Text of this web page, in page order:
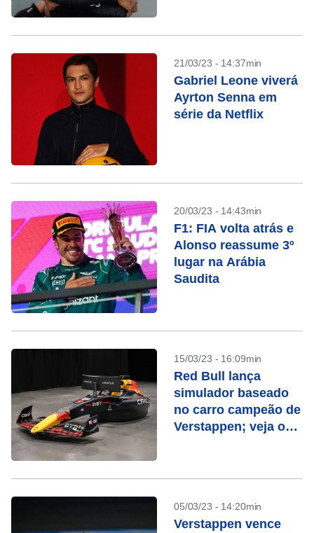
21/03/23 - 14:37min
Gabriel Leone viverá
Ayrton Senna em
série da Netflix
20/03/23 - 14:43min
F1: FIA volta atrás e
Alonso reassume 3º
lugar na Arábia
Saudita
15/03/23 - 16:09min
Red Bull lança
simulador baseado
no carro campeão de
Verstappen; veja o
05/03/23 - 14:20min
Verstappen vence